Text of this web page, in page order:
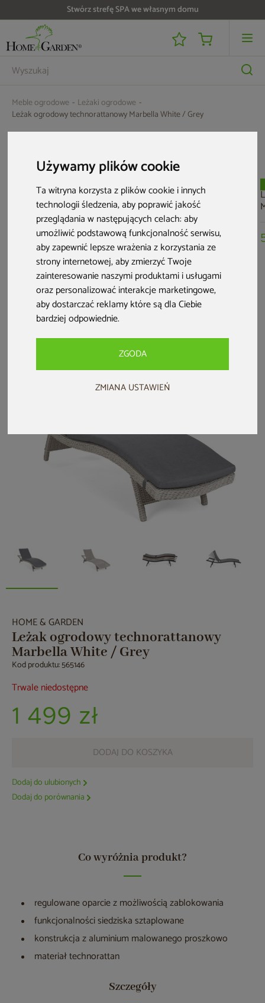
Używamy plików cookie
Ta witryna korzysta z plików cookie i innych
technologii śledzenia, aby poprawić jakość
przeglądania w następujących celach:aby
umożliwić podstawową funkcjonalność serwisu,
aby zapewnić lepsze wrażenia z korzystania ze
strony internetowej,aby zmierzyć Twoje
zainteresowanie naszymi produktami i usługami
oraz personalizować interakcje marketingowe,
aby dostarczać reklamy które są dla Ciebie
bardziej odpowiednie.
ZGODA
ZMIANA USTAWIEŃ
Stwórz strefę SPA we własnym domu
Meble ogrodowe
Leżaki ogrodowe
Leżak ogrodowy technorattanowy Marbella White / Grey
Zestaw leżaków
ogrodowych
aluminiowych Ibiza
Grey / Taupe
749 zł
Leżak ogrodowy
aluminiowy Ibiza
Silver / Taupe
389 zł
Zestaw leżaków
ogrodowych z
technorattanu Bora
Bora Beige / Beige
HOME & GARDEN
Leżak ogrodowy technorattanowy
Marbella White / Grey
Kod produktu: 565146
Trwale niedostępne
1 499 zł
DODAJ DO KOSZYKA
Dodaj do ulubionych
Dodaj do porównania
Co wyróżnia produkt?
regulowane oparcie z możliwością zablokowania
funkcjonalności siedziska sztaplowane
konstrukcja z aluminium malowanego proszkowo
materiał technorattan
Szczegóły